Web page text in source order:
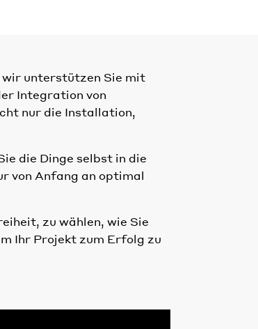
wir unterstützen Sie mit
Integration von
nur die Installation,
die Dinge selbst in die
von Anfang an optimal
zu wählen, wie Sie
Ihr Projekt zum Erfolg zu